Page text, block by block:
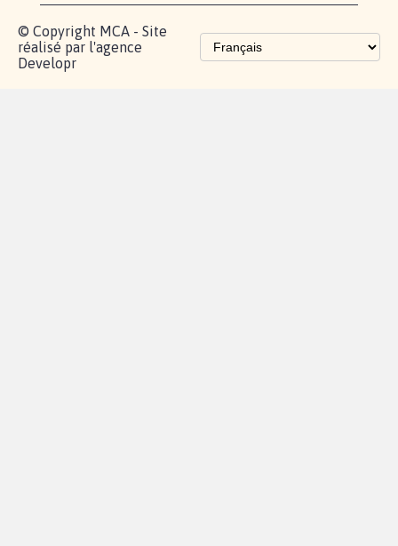
© Copyright MCA - Site
réalisé par l'agence
Developr